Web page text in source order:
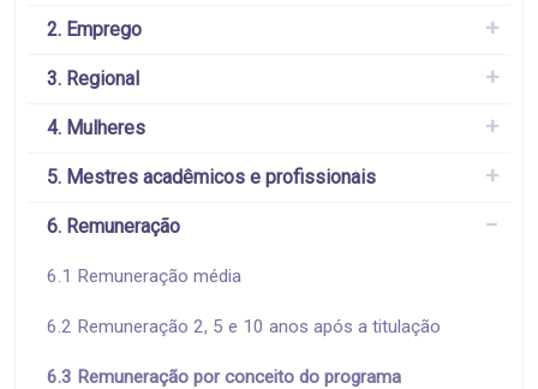
2. Emprego
3. Regional
4. Mulheres
5. Mestres acadêmicos e profissionais
6. Remuneração
6.1 Remuneração média
6.2 Remuneração 2, 5 e 10 anos após a titulação
6.3 Remuneração por conceito do programa